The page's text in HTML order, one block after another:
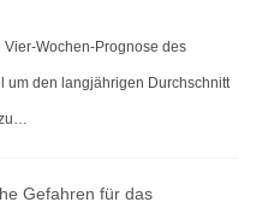
Vier-Wochen-Prognose des
um den langjährigen Durchschnitt
Gefahren für das